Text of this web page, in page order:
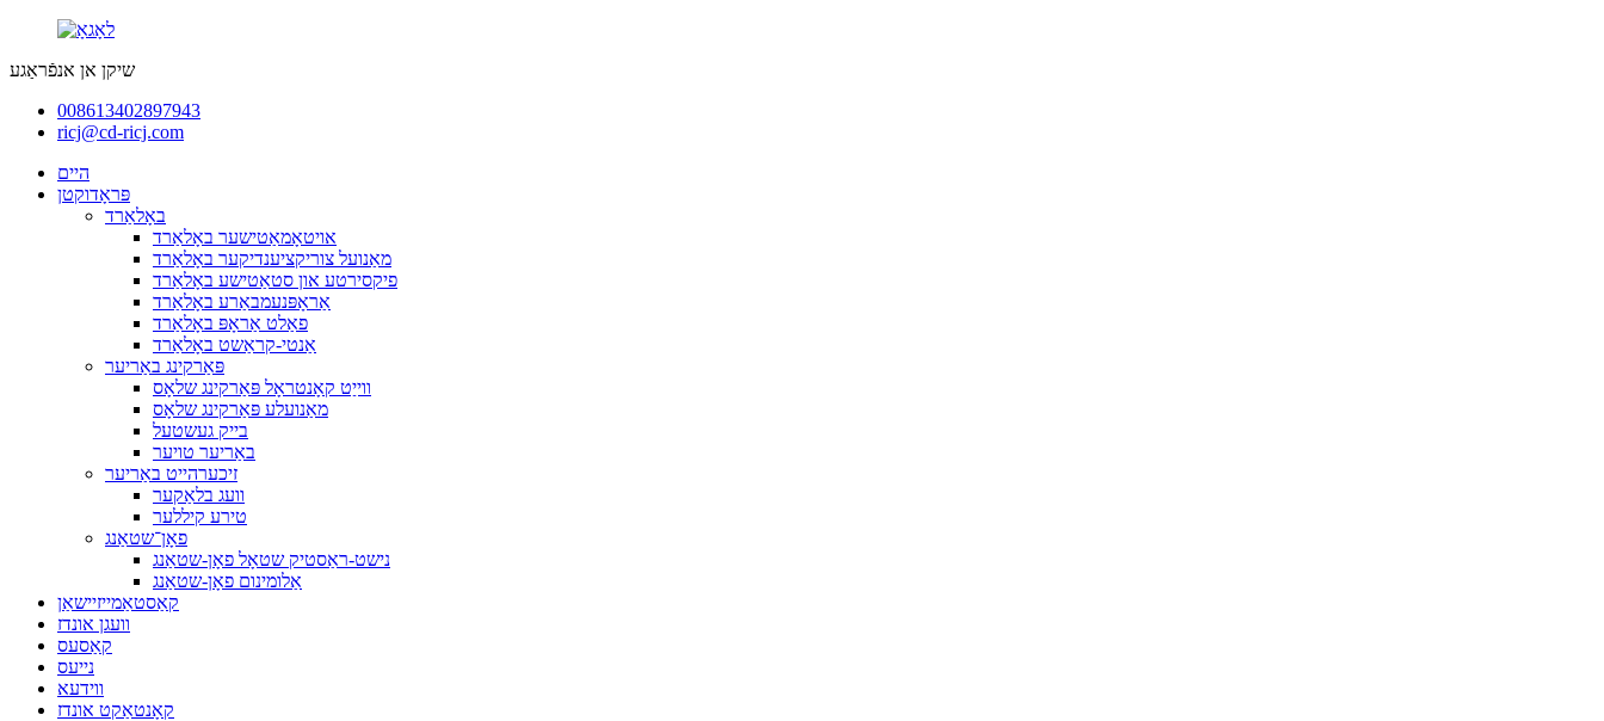
שיקן אן אנפֿראַגע
008613402897943
ricj@cd-ricj.com
היים
פּראָדוקטן
באָלאַרד
אויטאָמאַטישער באָלאַרד
מאַנועל צוריקציענדיקער באָלאַרד
פיקסירטע און סטאַטישע באָלאַרד
אַראָפּנעמבאַרע באָלאַרד
פאַלט אַראָפּ באָלאַרד
אַנטי-קראַשט באָלאַרד
פּאַרקינג באַריער
ווייַט קאָנטראָל פּאַרקינג שלאָס
מאַנועלע פּאַרקינג שלאָס
בייק געשטעל
באַריער טויער
זיכערהייט באַריער
וועג בלאַקער
טירע קיללער
פאָן־שטאַנג
נישט-ראַסטיק שטאָל פאָן-שטאַנג
אַלומינום פאָן-שטאַנג
קאַסטאַמייזיישאַן
וועגן אונדז
קאַסעס
נייעס
ווידעא
קאָנטאַקט אונדז